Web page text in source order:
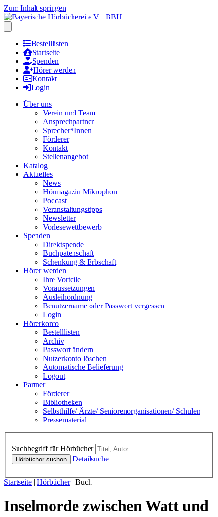
Zum Inhalt springen
Bestelllisten
Startseite
Spenden
Hörer werden
Kontakt
Login
Über uns
Verein und Team
Ansprechpartner
Sprecher*Innen
Förderer
Kontakt
Stellenangebot
Katalog
Aktuelles
News
Hörmagazin Mikrophon
Podcast
Veranstaltungstipps
Newsletter
Vorlesewettbewerb
Spenden
Direktspende
Buchpatenschaft
Schenkung & Erbschaft
Hörer werden
Ihre Vorteile
Voraussetzungen
Ausleihordnung
Benutzername oder Passwort vergessen
Login
Hörerkonto
Bestelllisten
Archiv
Passwort ändern
Nutzerkonto löschen
Automatische Belieferung
Logout
Partner
Förderer
Bibliotheken
Selbsthilfe/ Ärzte/ Seniorenorganisationen/ Schulen
Pressematerial
Suchbegriff für Hörbücher
Hörbücher suchen Detailsuche
Sie sind hier:
Startseite | Hörbücher| Buch
Inselmorde zwischen Watt und